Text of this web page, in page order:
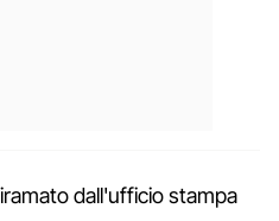
dall'ufficio stampa